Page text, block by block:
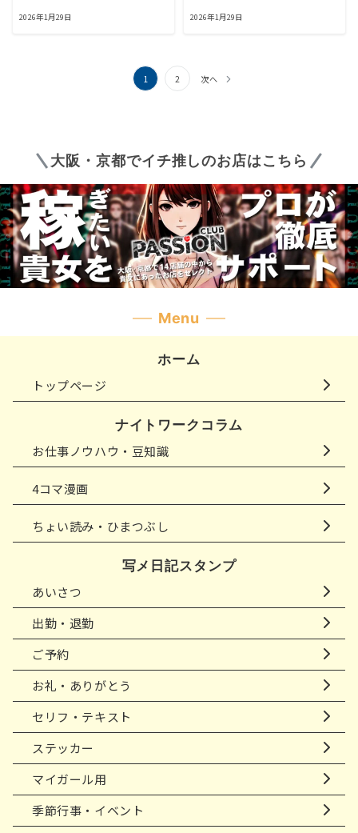
2026年1月29日 2026年1月29日
ジ
送
り
1 2 次へ
大阪・京都でイチ推しのお店はこちら
Menu
ホーム
トップページ
ナイトワークコラム
お仕事ノウハウ・豆知識
4コマ漫画
ちょい読み・ひまつぶし
写メ日記スタンプ
あいさつ
出勤・退勤
ご予約
お礼・ありがとう
セリフ・テキスト
ステッカー
マイガール用
季節行事・イベント